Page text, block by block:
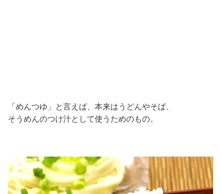
「めんつゆ」と言えば、本来はうどんやそば、
そうめんのつけ汁として使うためのもの。